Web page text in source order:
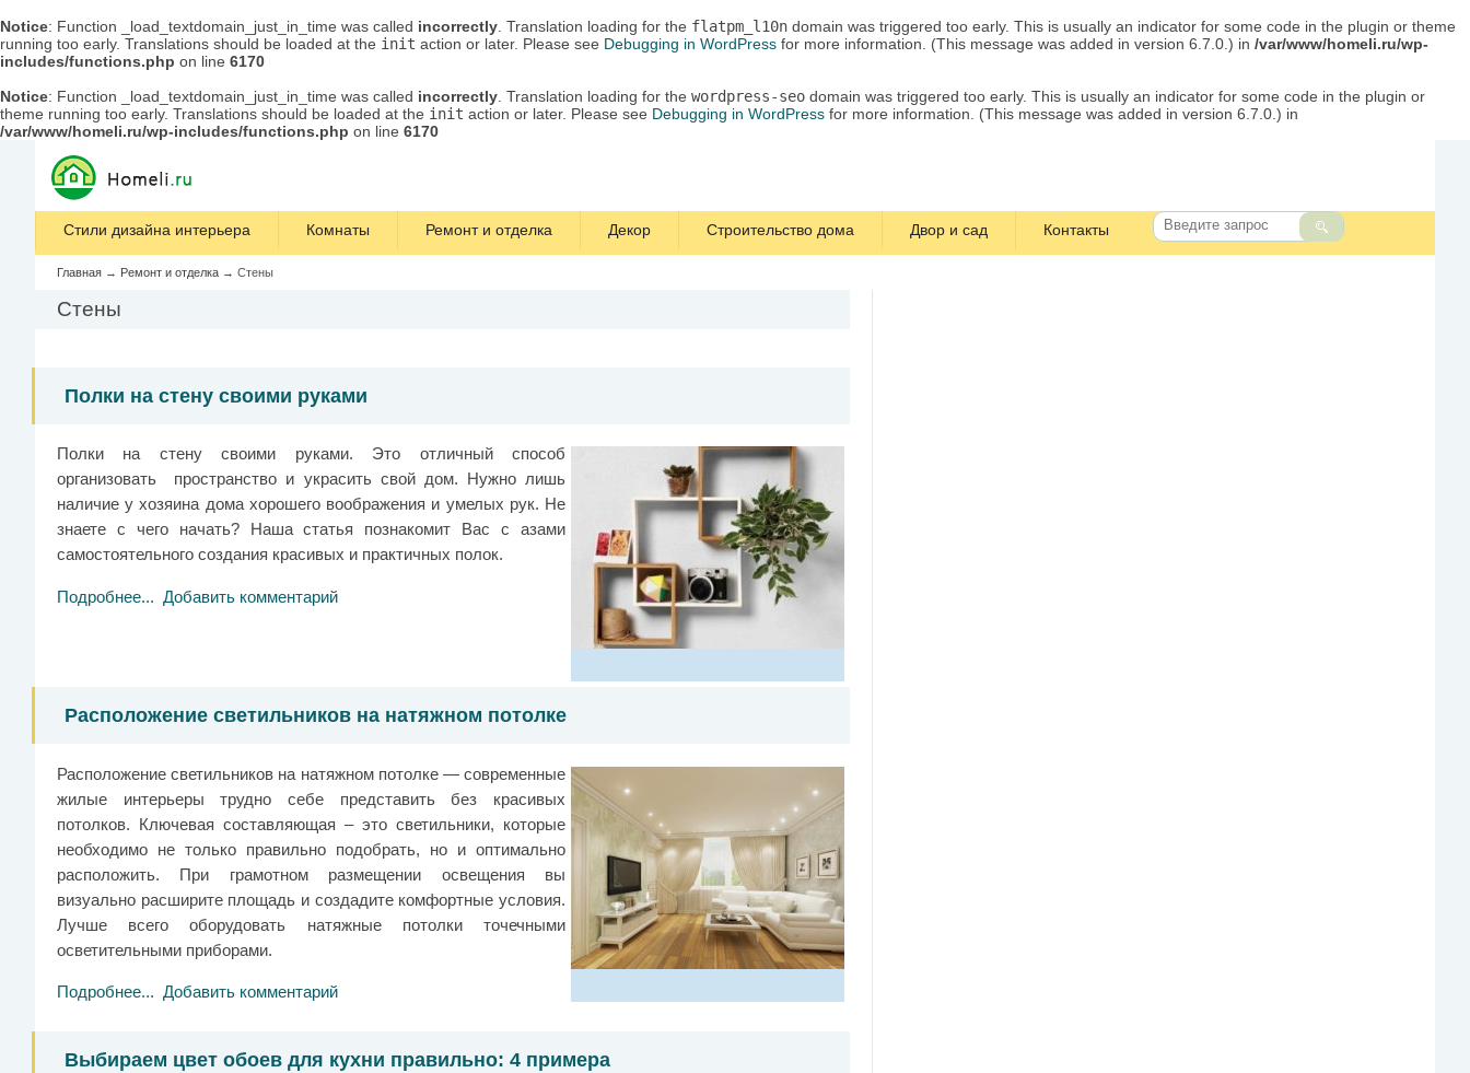
Notice: Function _load_textdomain_just_in_time was called incorrectly . Translation loading for the flatpm_l10n domain was triggered too early. This is usually an indicator for some code in the plugin or theme
running too early. Translations should be loaded at the init action or later. Please see Debugging in WordPress for more information. (This message was added in version 6.7.0.) in /var/www/homeli.ru/wp-
includes/functions.php on line 6170
Notice: Function _load_textdomain_just_in_time was called incorrectly . Translation loading for the wordpress-seo domain was triggered too early. This is usually an indicator for some code in the plugin or
theme running too early. Translations should be loaded at the init action or later. Please see Debugging in WordPress for more information. (This message was added in version 6.7.0.) in
/var/www/homeli.ru/wp-includes/functions.php on line 6170
Стили дизайна интерьера Комнаты Ремонт и отделка Декор Строительство дома Двор и сад Контакты
Главная → Ремонт и отделка → Стены
Стены
Полки на стену своими руками
Полки на стену своими руками. Это отличный способ
организовать пространство и украсить свой дом. Нужно лишь
наличие у хозяина дома хорошего воображения и умелых рук. Не
знаете с чего начать? Наша статья познакомит Вас с азами
самостоятельного создания красивых и практичных полок.
Подробнее... Добавить комментарий
Расположение светильников на натяжном потолке
Расположение светильников на натяжном потолке — современные
жилые интерьеры трудно себе представить без красивых
потолков. Ключевая составляющая – это светильники, которые
необходимо не только правильно подобрать, но и оптимально
расположить. При грамотном размещении освещения вы
визуально расширите площадь и создадите комфортные условия.
Лучше всего оборудовать натяжные потолки точечными
осветительными приборами.
Подробнее... Добавить комментарий
Выбираем цвет обоев для кухни правильно: 4 примера